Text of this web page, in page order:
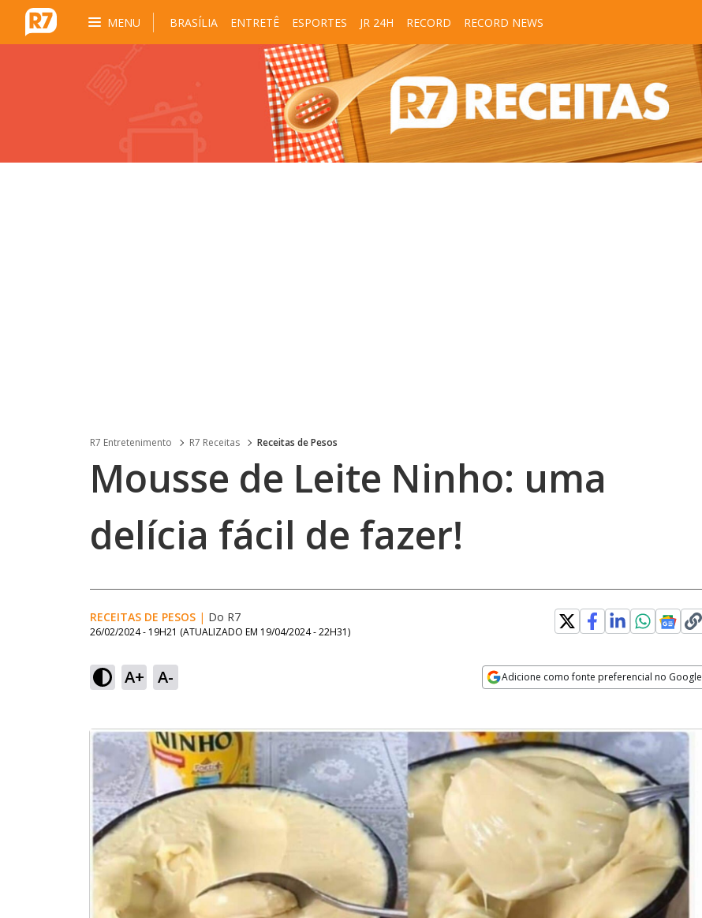
MENU BRASÍLIA ENTRETÊ ESPORTES JR 24H RECORD RECORD NEWS
R7 Entretenimento R7 Receitas Receitas de Pesos
Mousse de Leite Ninho: uma
delícia fácil de fazer!
RECEITAS DE PESOS | Do R7
26/02/2024 - 19H21 (ATUALIZADO EM 19/04/2024 - 22H31)
A+ A- Adicione como fonte preferencial no Google